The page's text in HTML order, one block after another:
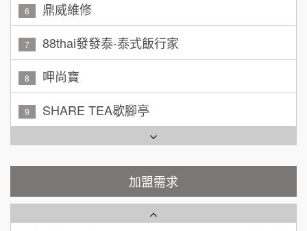
7 88thai發發泰-泰式飯行家
8 呷尚寶
9 SHARE TEA歇腳亭
10 TEA TOP台灣第一味
3 秉宏小米甜甜圈
加盟需求
林 先生/小姐 屏東縣
加盟預算
吳 先生/小姐
加盟預算
加盟預算 100萬 ~150萬
徐 先生/小姐 新北市
加盟預算 50萬~75萬